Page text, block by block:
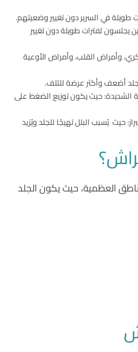
في السرير دون تغيير وضعيتهم.
يجلسون لفترات طويلة دون تغيير
وأمراض القلب، وأمراض الأوعية
أضعف وأكثر عرضة للتلف.
الشديدة: حيث يكون توزيع الضغط على
حيث يُسبب البلل تهيجًا للجلد ويُزيد
العظمية، حيث يكون الجلد